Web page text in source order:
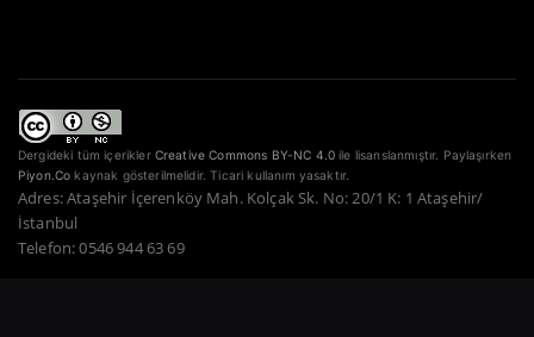
Dergideki tüm içerikler Creative Commons BY-NC 4.0 ile lisanslanmıştır. Paylaşırken
Piyon.Co kaynak gösterilmelidir. Ticari kullanım yasaktır.
Adres: Ataşehir İçerenköy Mah. Kolçak Sk. No: 20/1 K: 1 Ataşehir/
İstanbul
Telefon: 0546 944 63 69